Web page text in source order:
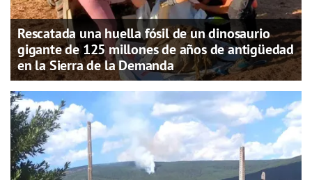
Rescatada una huella fósil de un dinosaurio
gigante de 125 millones de años de antigüedad
en la Sierra de la Demanda